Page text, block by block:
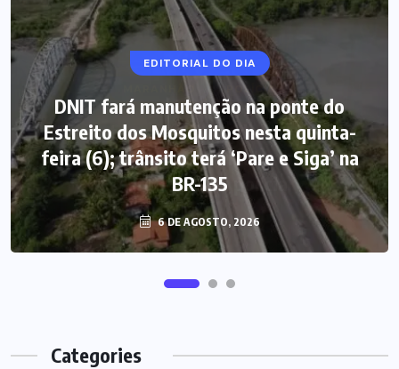
EDITORIAL DO DIA
DNIT fará manutenção na ponte do
Estreito dos Mosquitos nesta quinta-
feira (6); trânsito terá ‘Pare e Siga’ na
BR-135
6 DE AGOSTO, 2026
Categories